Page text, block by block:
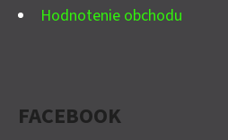
Hodnotenie obchodu
FACEBOOK